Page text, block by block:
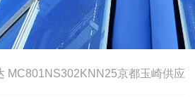
MC801NS302KNN25京都玉崎供应